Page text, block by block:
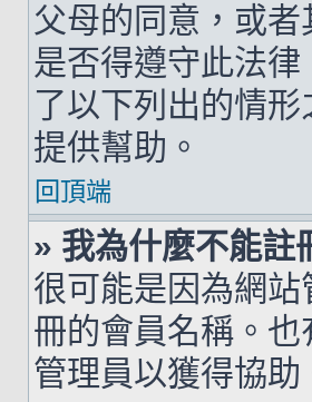
父母的同意，或
是否得遵守此法
了以下列出的情
提供幫助。
回頂端
» 我為什麼不能註
很可能是因為網
冊的會員名稱。
管理員以獲得協助